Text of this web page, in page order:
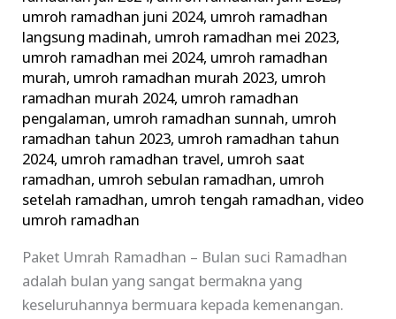
umroh ramadhan juni 2024, umroh ramadhan
langsung madinah, umroh ramadhan mei 2023,
umroh ramadhan mei 2024, umroh ramadhan
murah, umroh ramadhan murah 2023, umroh
ramadhan murah 2024, umroh ramadhan
pengalaman, umroh ramadhan sunnah, umroh
ramadhan tahun 2023, umroh ramadhan tahun
2024, umroh ramadhan travel, umroh saat
ramadhan, umroh sebulan ramadhan, umroh
setelah ramadhan, umroh tengah ramadhan,video
umroh ramadhan
Paket Umrah Ramadhan – Bulan suci Ramadhan
adalah bulan yang sangat bermakna yang
keseluruhannya bermuara kepada kemenangan.